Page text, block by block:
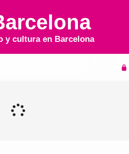
y cultura en Barcelona